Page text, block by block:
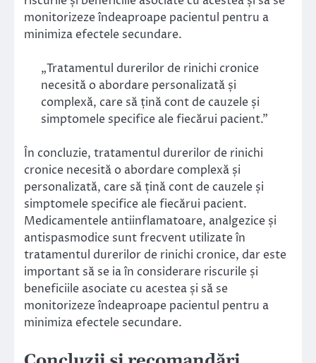
monitorizeze îndeaproape pacientul pentru a
minimiza efectele secundare.
„Tratamentul durerilor de rinichi cronice
necesită o abordare personalizată și
complexă, care să țină cont de cauzele și
simptomele specifice ale fiecărui pacient.”
În concluzie, tratamentul durerilor de rinichi
cronice necesită o abordare complexă și
personalizată, care să țină cont de cauzele și
simptomele specifice ale fiecărui pacient.
Medicamentele antiinflamatoare, analgezice și
antispasmodice sunt frecvent utilizate în
tratamentul durerilor de rinichi cronice, dar este
important să se ia în considerare riscurile și
beneficiile asociate cu acestea și să se
monitorizeze îndeaproape pacientul pentru a
minimiza efectele secundare.